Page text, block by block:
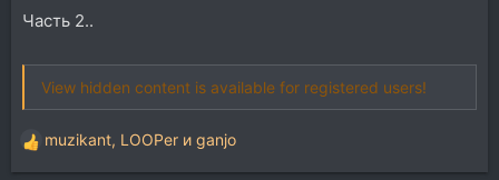
Часть 2..
View hidden content is available for registered users!
Р
е
muzikant, LOOPer и ganjo